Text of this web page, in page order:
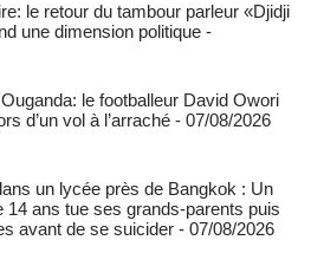
le retour du tambour parleur «Djidji
une dimension politique -
le footballeur David Owori
d’un vol à l’arraché - 07/08/2026
un lycée près de Bangkok : Un
14 ans tue ses grands-parents puis
avant de se suicider - 07/08/2026